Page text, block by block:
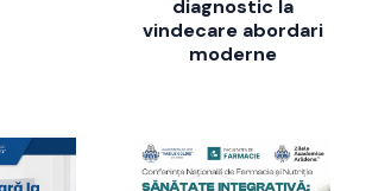
diagnostic la
vindecare abordari
moderne